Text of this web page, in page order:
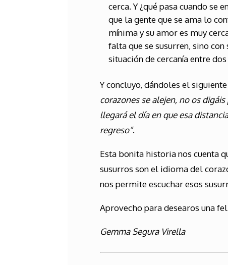
cerca. Y ¿qué pasa cuando se
que la gente que se ama lo
mínima y su amor es muy
falta que se susurren, sino
situación de cercanía entre
Y concluyo, dándoles el
corazones se alejen, no os
llegará el día en que esa
regreso”.
Esta bonita historia nos cuenta
susurros son el idioma del
nos permite escuchar esos
Aprovecho para desearos una
Gemma Segura Virella